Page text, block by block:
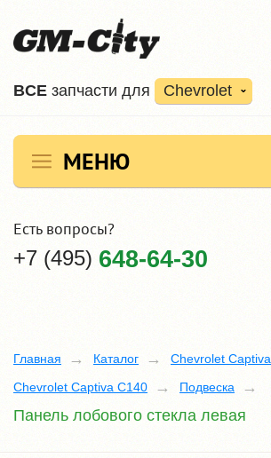
ВCE запчасти для Chevrolet
МЕНЮ
Есть вопросы?
+7 (495) 648-64-30
Главная Каталог
Chevrolet Captiva
Chevrolet Captiva C140
Подвеска
Панель лобового стекла левая